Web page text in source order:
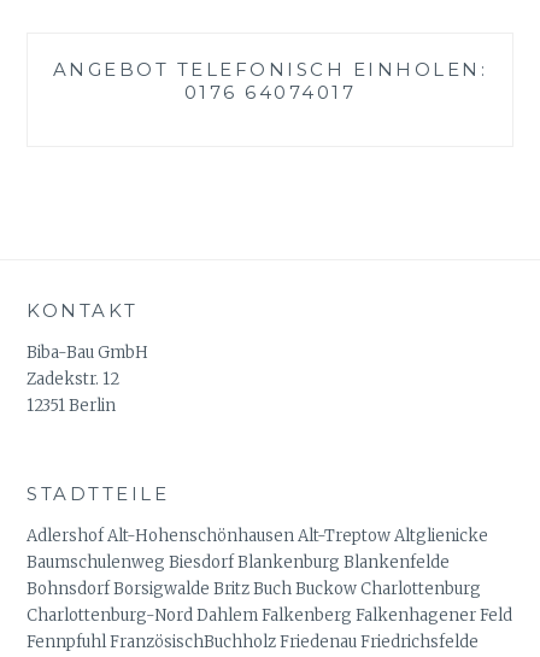
ANGEBOT TELEFONISCH EINHOLEN:
0176 64074017
KONTAKT
Biba-Bau GmbH
Zadekstr. 12
12351 Berlin
STADTTEILE
Adlershof Alt-Hohenschönhausen Alt-Treptow Altglienicke
Baumschulenweg Biesdorf Blankenburg Blankenfelde
Bohnsdorf Borsigwalde Britz Buch Buckow Charlottenburg
Charlottenburg-Nord Dahlem Falkenberg Falkenhagener Feld
Fennpfuhl FranzösischBuchholz Friedenau Friedrichsfelde